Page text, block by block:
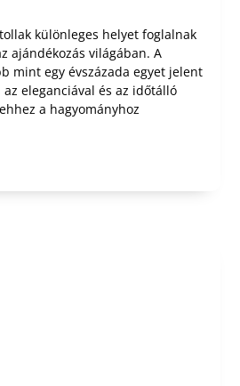
különleges helyet foglalnak
ajándékozás világában. A
mint egy évszázada egyet jelent
eleganciával és az időtálló
a hagyományhoz